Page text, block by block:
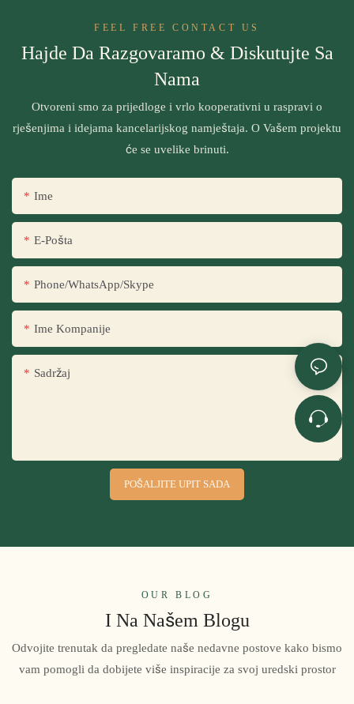
FEEL FREE CONTACT US
Hajde Da Razgovaramo & Diskutujte Sa
Nama
Otvoreni smo za prijedloge i vrlo kooperativni u raspravi o
rješenjima i idejama kancelarijskog namještaja. O Vašem projektu
će se uvelike brinuti.
Ime
E-Pošta
Phone/WhatsApp/Skype
Ime Kompanije
Sadržaj
POŠALJITE UPIT SADA
OUR BLOG
I Na Našem Blogu
Odvojite trenutak da pregledate naše nedavne postove kako bismo
vam pomogli da dobijete više inspiracije za svoj uredski prostor